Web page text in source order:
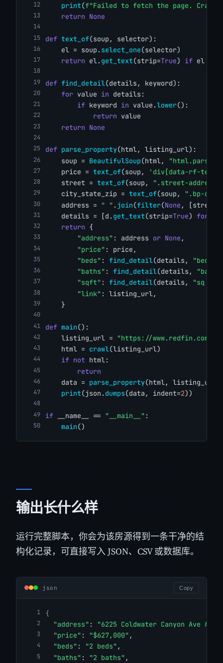
print(f"Failed to fetch the page.
return None
def text_of(soup, selector):
    el = soup.
select_one(selector)
return el. get_text(strip=True) if el
def find_detail(details, keyword):
for value in details:
if keyword in value.lower():
return value
return None
def parse_property(html, listing_url):
    soup =
BeautifulSoup(html, "html.parser"
    price =
text_of(soup,
'div[data-rf-test-
    street =
text_of(soup, ".street-address"
    city_state_zip =
text_of(soup,
".bp-
    address =
" " . join(filter(None , [street,
    details = [d.
get_text(strip=True) for
return {
"address" : address or None ,
"price" : price,
"beds" : find_detail(details, "bed"
"baths" : find_detail(details, "bath"
"sqft" : find_detail(details, "sq ft"
"link" : listing_url,
    }
def main():
    listing_url =
"https://www.redfin.com/CA/
    html =
crawl(listing_url)
if not html:
return
    data =
parse_property(html, listing_url)
print(json. dumps(data, indent=2))
if __name__ == "__main__" :
main()
输出长什么样
运行完整脚本，你会为该房源得到一条干净的结
构化记录，可直接写入 JSON、CSV 或数据库。
json Copy
{
"address" :
"6225 Coldwater Canyon Ave
"price" : "$627,000" ,
"beds" : "2 beds" ,
"baths" : "2 baths" ,